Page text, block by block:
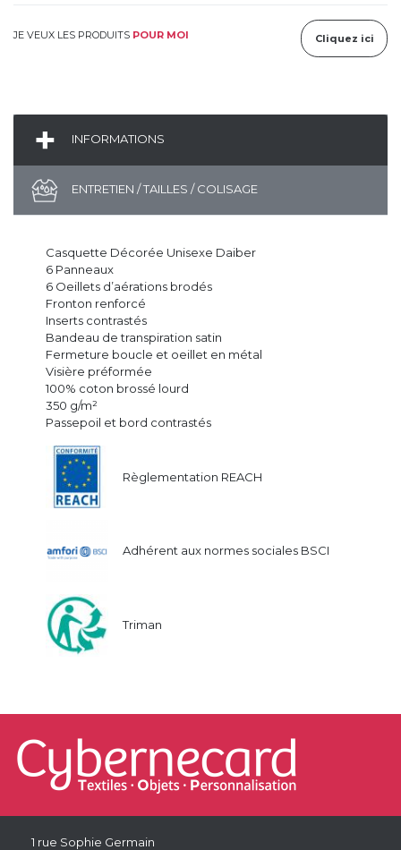
JE VEUX LES PRODUITS POUR MOI Cliquez ici
INFORMATIONS
ENTRETIEN / TAILLES / COLISAGE
Casquette Décorée Unisexe Daiber
6 Panneaux
6 Oeillets d’aérations brodés
Fronton renforcé
Inserts contrastés
Bandeau de transpiration satin
Fermeture boucle et oeillet en métal
Visière préformée
100% coton brossé lourd
350 g/m²
Passepoil et bord contrastés
Règlementation REACH
Adhérent aux normes sociales BSCI
Triman
1 rue Sophie Germain